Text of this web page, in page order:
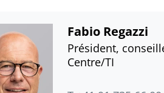
Fabio Regazzi
Président,
Centre/TI